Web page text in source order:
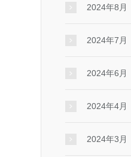
2024年8月
2024年7月
2024年6月
2024年4月
2024年3月